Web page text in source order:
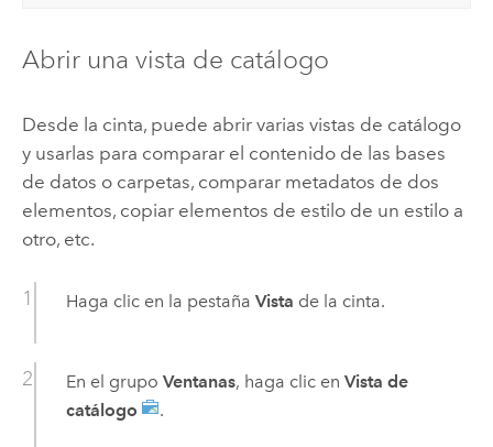
Abrir una vista de catálogo
Desde la cinta, puede abrir varias vistas de catálogo
y usarlas para comparar el contenido de las bases
de datos o carpetas, comparar metadatos de dos
elementos, copiar elementos de estilo de un estilo a
otro, etc.
Haga clic en la pestaña Vista de la cinta.
En el grupo Ventanas, haga clic en Vista de
catálogo
.